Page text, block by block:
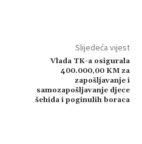
Slijedeća vijest
Vlada TK-a osigurala
400.000,00 KM za
zapošljavanje i
samozapošljavanje djece
šehida i poginulih boraca